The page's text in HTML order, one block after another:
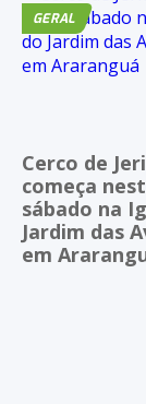
GERAL
Cerco de
começa
sábado na
Jardim das
em